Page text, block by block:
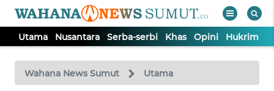
Utama Nusantara Serba-serbi Khas Opini Hukrim
Wahana News Sumut Utama
TV
Tutup